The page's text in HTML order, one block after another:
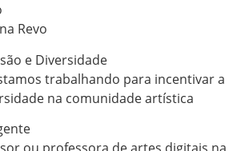
Revo
e Diversidade
trabalhando para incentivar a
na comunidade artística